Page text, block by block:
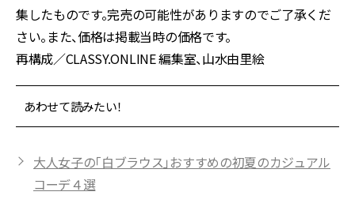
集したものです。完売の可能性がありますのでご了承くだ
さい。また、価格は掲載当時の価格です。
再構成／CLASSY.ONLINE 編集室、山水由里絵
あわせて読みたい！
大人女子の「白ブラウス」おすすめの初夏のカジュアル
コーデ４選